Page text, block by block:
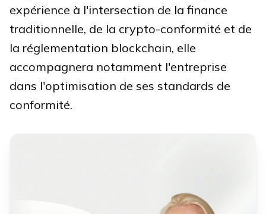
expérience à l'intersection de la finance
traditionnelle, de la crypto-conformité et de
la réglementation blockchain, elle
accompagnera notamment l'entreprise
dans l'optimisation de ses standards de
conformité.